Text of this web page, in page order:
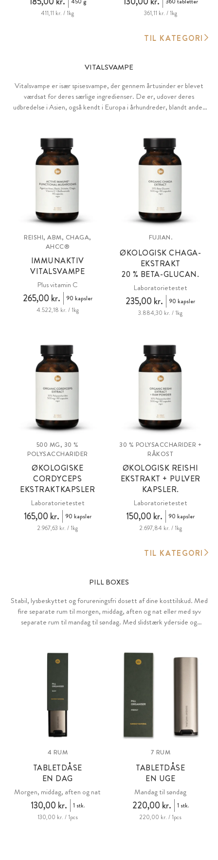
411,11 kr. / 1kg
361,11 kr. / 1kg
TIL KATEGORI
VITALSVAMPE
Vitalsvampe er især spisesvampe, der gennem årtusinder er blevet
værdsat for deres særlige ingredienser. De er, udover deres
udbredelse i Asien, også kendt i Europa i århundreder, blandt andet
REISHI, ABM, CHAGA,
AHCC®
IMMUNAKTIV
VITALSVAMPE
Plus vitamin C
265,00 kr.
90 kapsler
4.522,18 kr. / 1kg
FUJIAN.
ØKOLOGISK CHAGA-
EKSTRAKT
20 % BETA-GLUCAN.
Laboratorietestet
235,00 kr.
90 kapsler
3.884,30 kr. / 1kg
500 MG, 30 %
POLYSACCHARIDER
ØKOLOGISKE
CORDYCEPS
EKSTRAKTKAPSLER
Laboratorietestet
165,00 kr.
90 kapsler
2.967,63 kr. / 1kg
30 % POLYSACCHARIDER +
RÅKOST
ØKOLOGISK REISHI
EKSTRAKT + PULVER
KAPSLER.
Laboratorietestet
150,00 kr.
90 kapsler
2.697,84 kr. / 1kg
TIL KATEGORI
PILL BOXES
Stabil, lysbeskyttet og forureningsfri dosett af dine kosttilskud. Med
fire separate rum til morgen, middag, aften og nat eller med syv
separate rum til mandag til søndag. Med slidstærk yderside og
4 RUM
TABLETDÅSE
EN DAG
Morgen, middag, aften og nat
130,00 kr.
1 stk.
130,00 kr. / 1pcs
7 RUM
TABLETDÅSE
EN UGE
Mandag til søndag
220,00 kr.
1 stk.
220,00 kr. / 1pcs